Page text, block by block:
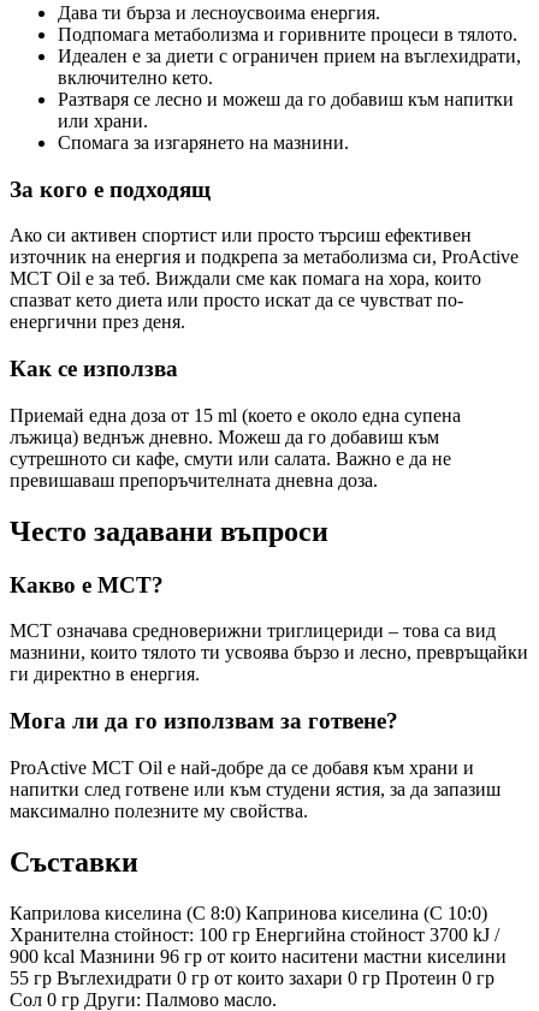
Дава ти бърза и лесноусвоима енергия.
Подпомага метаболизма и горивните процеси в тялото.
Идеален е за диети с ограничен прием на въглехидрати,
включително кето.
Разтваря се лесно и можеш да го добавиш към напитки
или храни.
Спомага за изгарянето на мазнини.
За кого е подходящ
Ако си активен спортист или просто търсиш ефективен
източник на енергия и подкрепа за метаболизма си, ProActive
MCT Oil е за теб. Виждали сме как помага на хора, които
спазват кето диета или просто искат да се чувстват по-
енергични през деня.
Как се използва
Приемай една доза от 15 ml (което е около една супена
лъжица) веднъж дневно. Можеш да го добавиш към
сутрешното си кафе, смути или салата. Важно е да не
превишаваш препоръчителната дневна доза.
Често задавани въпроси
Какво е MCT?
MCT означава средноверижни триглицериди – това са вид
мазнини, които тялото ти усвоява бързо и лесно, превръщайки
ги директно в енергия.
Мога ли да го използвам за готвене?
ProActive MCT Oil е най-добре да се добавя към храни и
напитки след готвене или към студени ястия, за да запазиш
максимално полезните му свойства.
Съставки
Каприлова киселина (C 8:0) Капринова киселина (C 10:0)
Хранителна стойност: 100 гр Енергийна стойност 3700 kJ /
900 kcal Мазнини 96 гр от които наситени мастни киселини
55 гр Въглехидрати 0 гр от които захари 0 гр Протеин 0 гр
Сол 0 гр Други: Палмово масло.